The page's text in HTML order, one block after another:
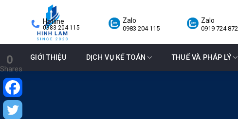
Hotline
0983 204 115
Zalo
0983 204 115
Zalo
0919 724 872
GIỚI THIỆU DỊCH VỤ KẾ TOÁN THUẾ VÀ PHÁP LÝ
0
Shares